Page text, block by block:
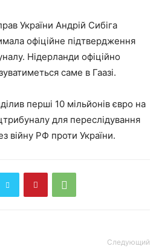
України Андрій Сибіга
офіційне підтвердження
Нідерланди офіційно
саме в Гаазі.
перші 10 мільйонів євро на
для переслідування
війну РФ проти України.
Следующий